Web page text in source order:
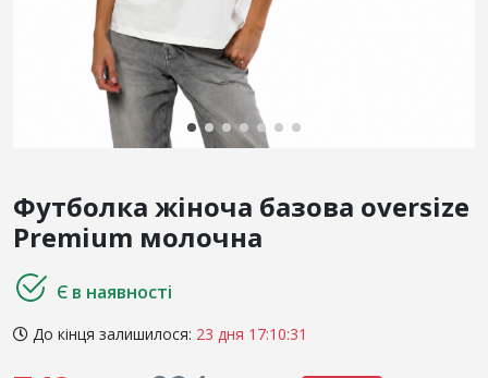
Футболка жіноча базова oversize
Premium молочна
Є в наявності
До кінця залишилося: 23 дня 17:10:31